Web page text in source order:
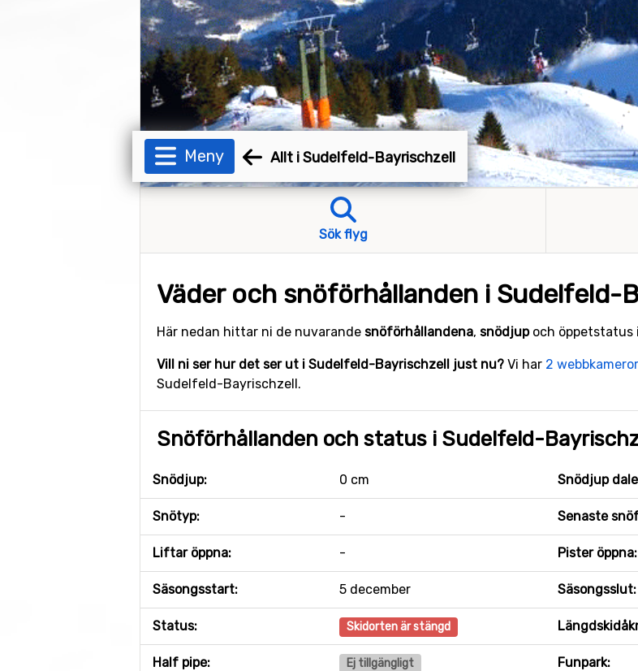
Meny Allt i Sudelfeld-Bayrischzell
Sök flyg
Väder och snöförhållanden i Sudelfeld-
Här nedan hittar ni de nuvarande snöförhållandena, snödjupoch öppetstatus i
Vill ni ser hur det ser ut i Sudelfeld-Bayrischzell just nu? Vi har 2
Sudelfeld-Bayrischzell.
Snöförhållanden och status i Sudelfeld-
Snödjup: 0 cm Snödjup
Snötyp: - Senaste
Liftar öppna: - Pister öppna:
Säsongsstart: 5 december Säsongsslut:
Status: Skidorten är stängd
Half pipe: Ej tillgängligt Funpark: